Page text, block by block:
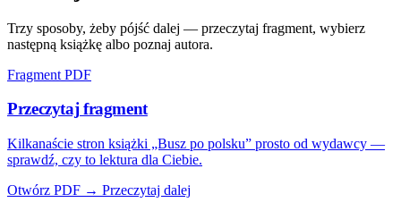
Trzy sposoby, żeby pójść dalej — przeczytaj fragment, wybierz
następną książkę albo poznaj autora.
Fragment PDF
Przeczytaj fragment
Kilkanaście stron książki „Busz po polsku” prosto od wydawcy —
sprawdź, czy to lektura dla Ciebie.
Otwórz PDF → Przeczytaj dalej